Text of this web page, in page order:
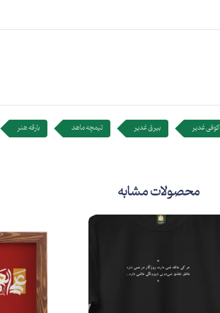
کوفی غدیر بیرق غدیر تیمچه ماهد بارقه هنر
محصولات مشابه